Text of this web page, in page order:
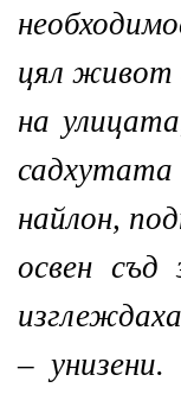
цял живот
на
найлон,
освен
–